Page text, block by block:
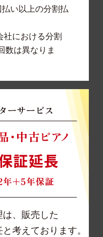
い以上の分割払
における分割
数は異なりま
ーサービス
、販売した
考えております。